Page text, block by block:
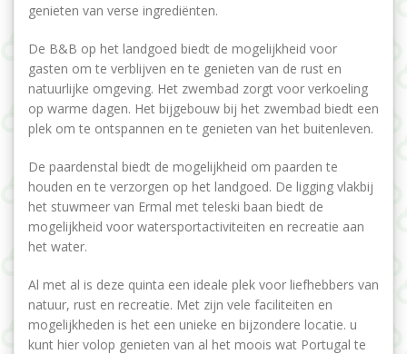
genieten van verse ingrediënten.
De B&B op het landgoed biedt de mogelijkheid voor
gasten om te verblijven en te genieten van de rust en
natuurlijke omgeving. Het zwembad zorgt voor verkoeling
op warme dagen. Het bijgebouw bij het zwembad biedt een
plek om te ontspannen en te genieten van het buitenleven.
De paardenstal biedt de mogelijkheid om paarden te
houden en te verzorgen op het landgoed. De ligging vlakbij
het stuwmeer van Ermal met teleski baan biedt de
mogelijkheid voor watersportactiviteiten en recreatie aan
het water.
Al met al is deze quinta een ideale plek voor liefhebbers van
natuur, rust en recreatie. Met zijn vele faciliteiten en
mogelijkheden is het een unieke en bijzondere locatie. u
kunt hier volop genieten van al het moois wat Portugal te